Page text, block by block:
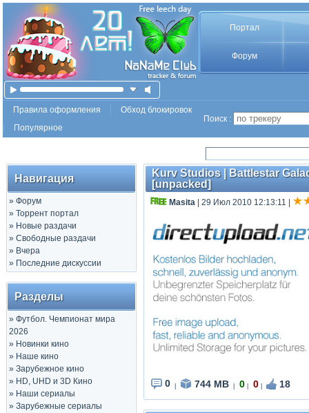
Портал
Форум
Правила оформления
Обход блокировок
Популярное
Поиск :
Навигация
» Форум
» Торрент портал
» Новые раздачи
» Свободные раздачи
» Вчера
» Последние дискуссии
Разделы
» Футбол. Чемпионат мира
2026
» Новинки кино
» Наше кино
» Зарубежное кино
» HD, UHD и 3D Кино
» Наши сериалы
» Зарубежные сериалы
Kurv Studios | Battlestar
[unpacked]
Masita | 29 Июл 2010 12:13:11
0 744 MB 0 0 18